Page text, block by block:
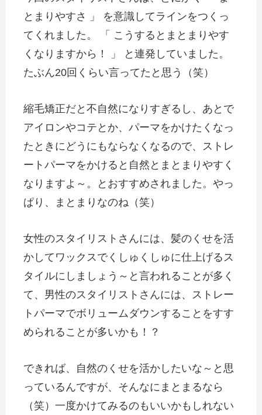
とまりやすさ 」 を意識してラインをつくっ
てくれました。 「 こうするとまとまりやす
くなりますから！ 」 と連発していました。
たぶん20回くらい言ってたと思う（笑）
縮毛矯正だと不自然になりすぎるし、あとで
アイロンやコテとか、パーマをかけたくなっ
たときにどうにもならなくなるので、ストレ
ートパーマをかけると自然とまとまりやすく
なりますよ～。とおすすめされました。やっ
ぱり、まとまりなのね（笑）
女性のスタイリストさんには、髪のくせを活
かしてワックスでくしゅくしゅに仕上げるス
タイルにしましょう～と言われることが多く
て、男性のスタイリストさんには、ストレー
トパーマでボリュームダウンすることをすす
められることが多いかも！？
できれば、自然のくせを活かしたいな～と思
っているんですが、そんなにまとまるなら
（笑）一度かけてみるのもいいかもしれない